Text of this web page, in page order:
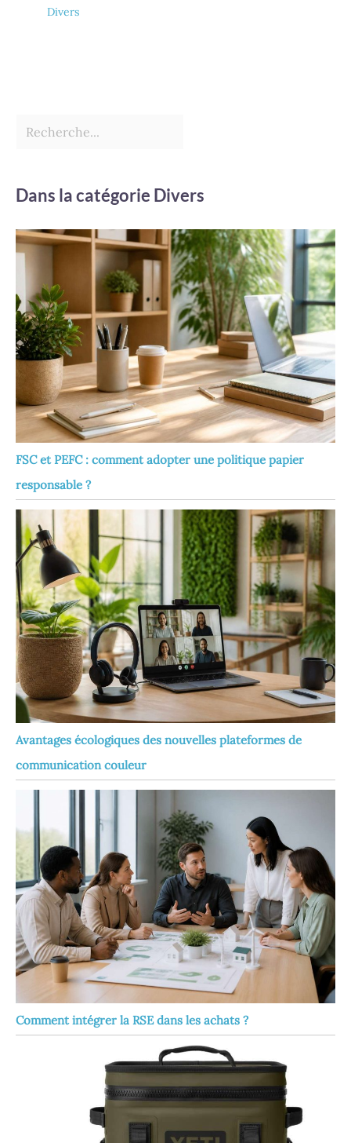
Divers
Dans la catégorie Divers
FSC et PEFC : comment adopter une politique papier
responsable ?
Avantages écologiques des nouvelles plateformes de
communication couleur
Comment intégrer la RSE dans les achats ?